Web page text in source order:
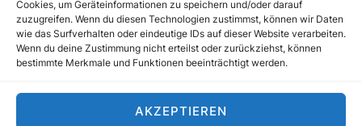
Cookies, um Geräteinformationen zu speichern und/oder darauf
zuzugreifen. Wenn du diesen Technologien zustimmst, können wir Daten
wie das Surfverhalten oder eindeutige IDs auf dieser Website verarbeiten.
Wenn du deine Zustimmung nicht erteilst oder zurückziehst, können
bestimmte Merkmale und Funktionen beeinträchtigt werden.
AKZEPTIEREN
WEITERLESEN WEITERLESEN